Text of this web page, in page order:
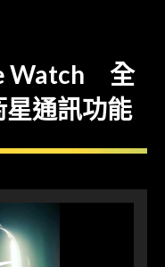
Watch 全
通訊功能